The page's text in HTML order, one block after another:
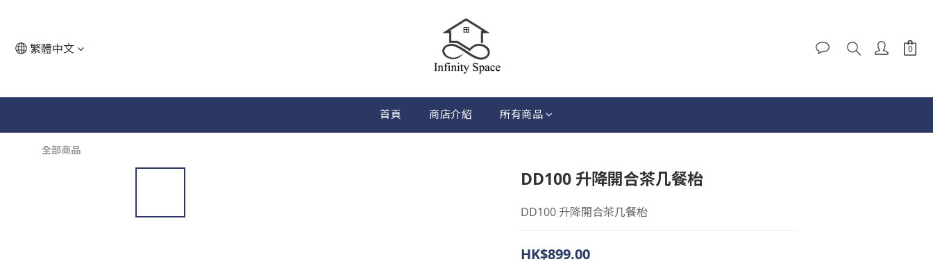
繁體中文
首頁 商店介紹 所有商品
全部商品
DD100 升降開合茶几餐枱
DD100 升降開合茶几餐枱
HK$899.00